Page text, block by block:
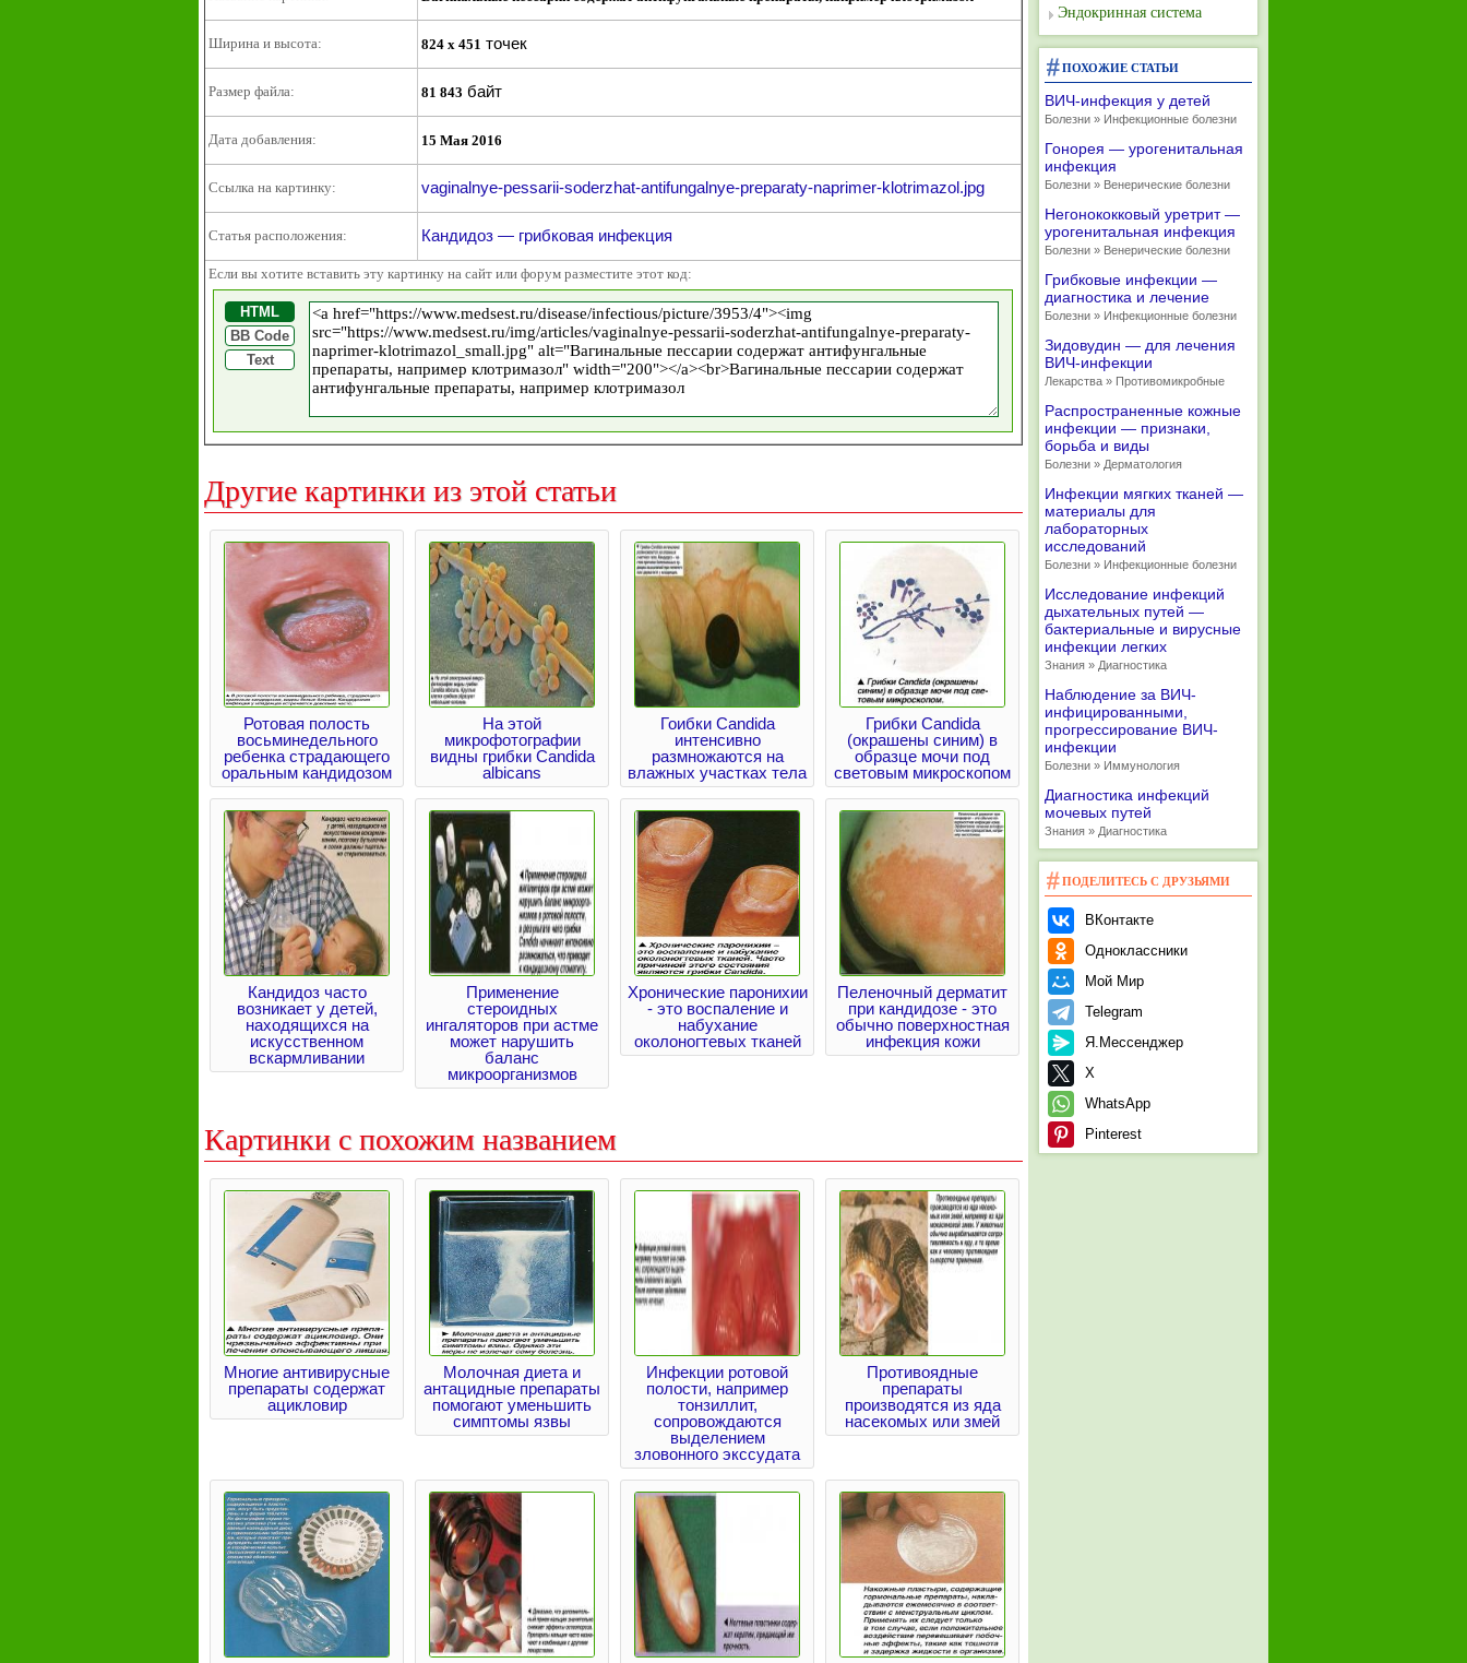
Ширина и высота: 824 x 451 точек
Размер файла: 81 843 байт
Дата добавления: 15 Мая 2016
Ссылка на картинку: vaginalnye-pessarii-soderzhat-antifungalnye-preparaty-naprimer-klotrimazol.jpg
Статья расположения: Кандидоз — грибковая инфекция
Если вы хотите вставить эту картинку на сайт или форум разместите этот код:
HTML
BB Code
Text
Другие картинки из этой статьи
Ротовая полость
восьминедельного
ребенка страдающего
оральным кандидозом
На этой
микрофотографии
видны грибки Candida
albicans
Гоибки Candida
интенсивно
размножаются на
влажных участках тела
Грибки Candida
(окрашены синим) в
образце мочи под
световым микроскопом
Кандидоз часто
возникает у детей,
находящихся на
искусственном
вскармливании
Применение
стероидных
ингаляторов при астме
может нарушить
баланс
микроорганизмов
Хронические паронихии
- это воспаление и
набухание
околоногтевых тканей
Пеленочный дерматит
при кандидозе - это
обычно поверхностная
инфекция кожи
Картинки с похожим названием
Многие антивирусные
препараты содержат
ацикловир
Молочная диета и
антацидные препараты
помогают уменьшить
симптомы язвы
Инфекции ротовой
полости, например
тонзиллит,
сопровождаются
выделением
зловонного экссудата
Противоядные
препараты
производятся из яда
насекомых или змей
Эндокринная система
ПОХОЖИЕ СТАТЬИ
ВИЧ-инфекция у детей
Болезни » Инфекционные болезни
Гонорея — урогенитальная
инфекция
Болезни » Венерические болезни
Негонококковый уретрит —
урогенитальная инфекция
Болезни » Венерические болезни
Грибковые инфекции —
диагностика и лечение
Болезни » Инфекционные болезни
Зидовудин — для лечения
ВИЧ-инфекции
Лекарства » Противомикробные
Распространенные кожные
инфекции — признаки,
борьба и виды
Болезни » Дерматология
Инфекции мягких тканей —
материалы для
лабораторных
исследований
Болезни » Инфекционные болезни
Исследование инфекций
дыхательных путей —
бактериальные и вирусные
инфекции легких
Знания » Диагностика
Наблюдение за ВИЧ-
инфицированными,
прогрессирование ВИЧ-
инфекции
Болезни » Иммунология
Диагностика инфекций
мочевых путей
Знания » Диагностика
ПОДЕЛИТЕСЬ С ДРУЗЬЯМИ
ВКонтакте
Одноклассники
Мой Мир
Telegram
Я.Мессенджер
X
WhatsApp
Pinterest